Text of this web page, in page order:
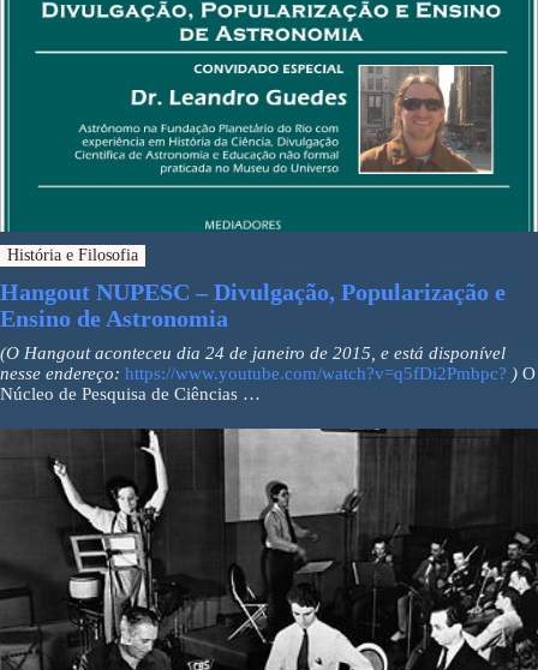
História e Filosofia
Hangout NUPESC – Divulgação, Popularização e
Ensino de Astronomia
(O Hangout aconteceu dia 24 de janeiro de 2015, e está disponível
nesse endereço: https://www.youtube.com/watch?v=q5fDi2Pmbpc? ) O
Núcleo de Pesquisa de Ciências …